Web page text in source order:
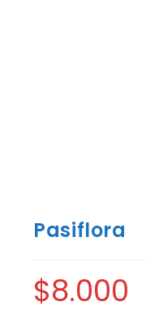
Pasiflora
$8.000